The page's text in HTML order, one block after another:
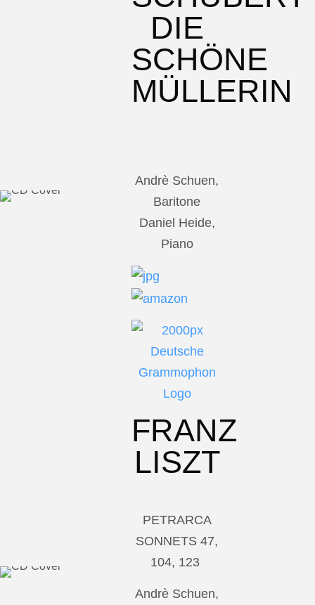
DIE
SCHÖNE
MÜLLERIN
Andrè Schuen,
Baritone
Daniel Heide,
Piano
FRANZ
LISZT
PETRARCA
SONNETS 47,
104, 123
Andrè Schuen,